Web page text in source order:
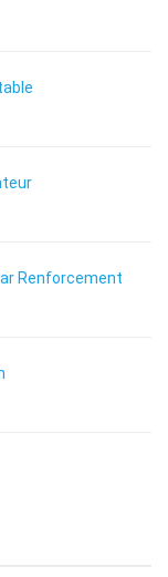
Renforcement